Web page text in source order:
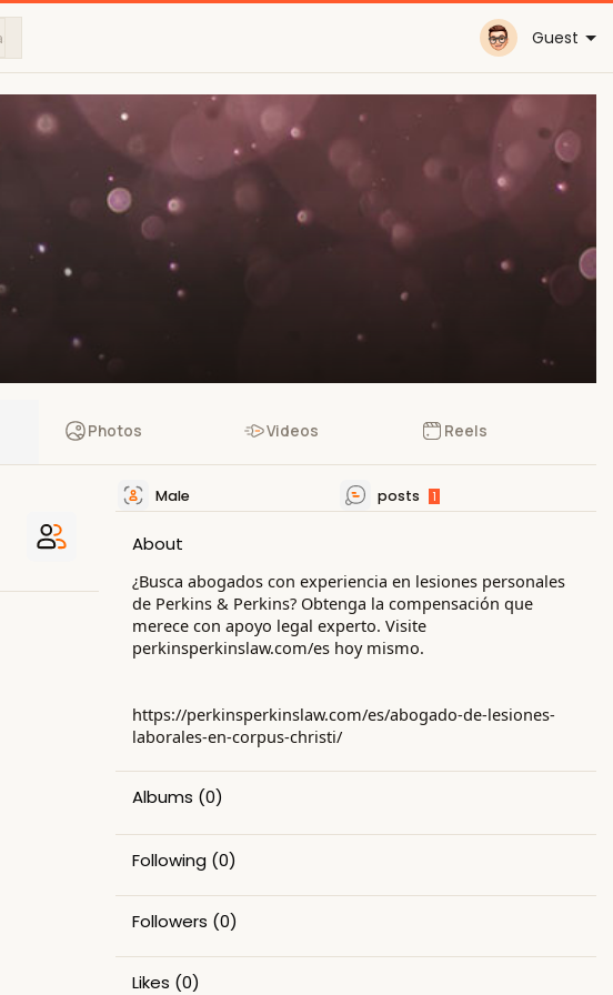
Guest
Photos Videos Reels
Male posts 1
About
¿Busca abogados con experiencia en lesiones personales
de Perkins & Perkins? Obtenga la compensación que
merece con apoyo legal experto. Visite
perkinsperkinslaw.com/es hoy mismo.
https://perkinsperkinslaw.com/es/abogado-de-lesiones-
laborales-en-corpus-christi/
Albums (0)
Following (0)
Followers (0)
Likes (0)